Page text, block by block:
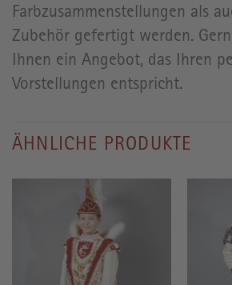
Farbzusammenstellungen als
Zubehör gefertigt werden.
Ihnen ein Angebot, das Ihren
Vorstellungen entspricht.
ÄHNLICHE PRODUKTE